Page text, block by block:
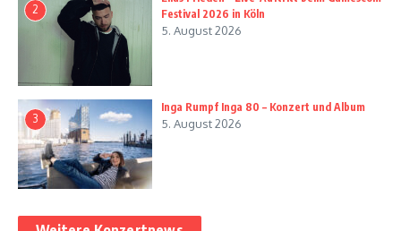
2
Festival 2026 in Köln
5. August 2026
3
Inga Rumpf Inga 80 – Konzert und Album
5. August 2026